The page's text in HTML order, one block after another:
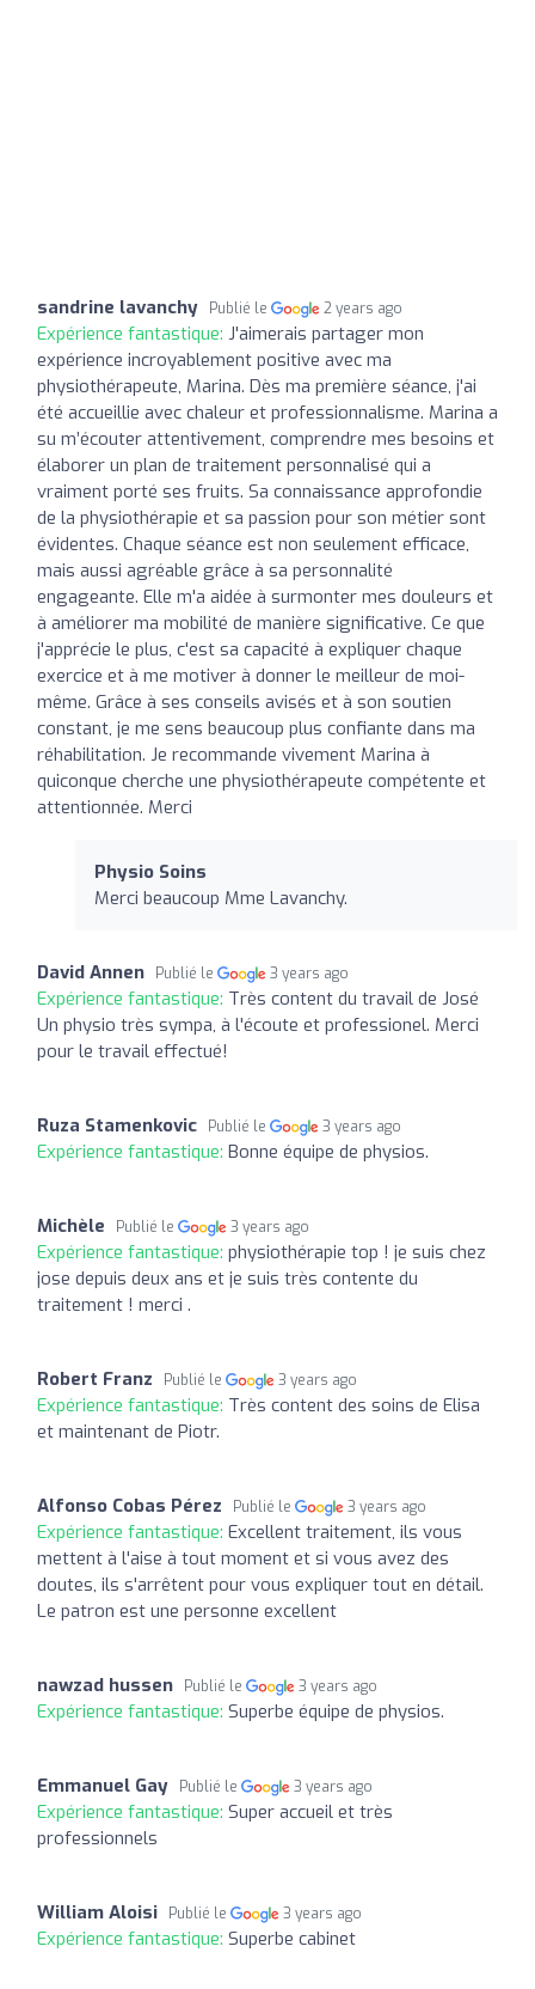
sandrine lavanchy Publié le 2 years ago
Expérience fantastique: J'aimerais partager mon
expérience incroyablement positive avec ma
physiothérapeute, Marina. Dès ma première séance, j'ai
été accueillie avec chaleur et professionnalisme. Marina a
su m’écouter attentivement, comprendre mes besoins et
élaborer un plan de traitement personnalisé qui a
vraiment porté ses fruits. Sa connaissance approfondie
de la physiothérapie et sa passion pour son métier sont
évidentes. Chaque séance est non seulement efficace,
mais aussi agréable grâce à sa personnalité
engageante. Elle m'a aidée à surmonter mes douleurs et
à améliorer ma mobilité de manière significative. Ce que
j'apprécie le plus, c'est sa capacité à expliquer chaque
exercice et à me motiver à donner le meilleur de moi-
même. Grâce à ses conseils avisés et à son soutien
constant, je me sens beaucoup plus confiante dans ma
réhabilitation. Je recommande vivement Marina à
quiconque cherche une physiothérapeute compétente et
attentionnée. Merci
Physio Soins
Merci beaucoup Mme Lavanchy.
David Annen Publié le 3 years ago
Expérience fantastique: Très content du travail de José
Un physio très sympa, à l'écoute et professionel. Merci
pour le travail effectué!
Ruza Stamenkovic Publié le 3 years ago
Expérience fantastique: Bonne équipe de physios.
Michèle Publié le 3 years ago
Expérience fantastique: physiothérapie top ! je suis chez
jose depuis deux ans et je suis très contente du
traitement ! merci .
Robert Franz Publié le 3 years ago
Expérience fantastique: Très content des soins de Elisa
et maintenant de Piotr.
Alfonso Cobas Pérez Publié le 3 years ago
Expérience fantastique: Excellent traitement, ils vous
mettent à l'aise à tout moment et si vous avez des
doutes, ils s'arrêtent pour vous expliquer tout en détail.
Le patron est une personne excellent
nawzad hussen Publié le 3 years ago
Expérience fantastique: Superbe équipe de physios.
Emmanuel Gay Publié le 3 years ago
Expérience fantastique: Super accueil et très
professionnels
William Aloisi Publié le 3 years ago
Expérience fantastique: Superbe cabinet